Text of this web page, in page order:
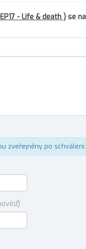
- Life & death ) se
zveřejněny po schválení.